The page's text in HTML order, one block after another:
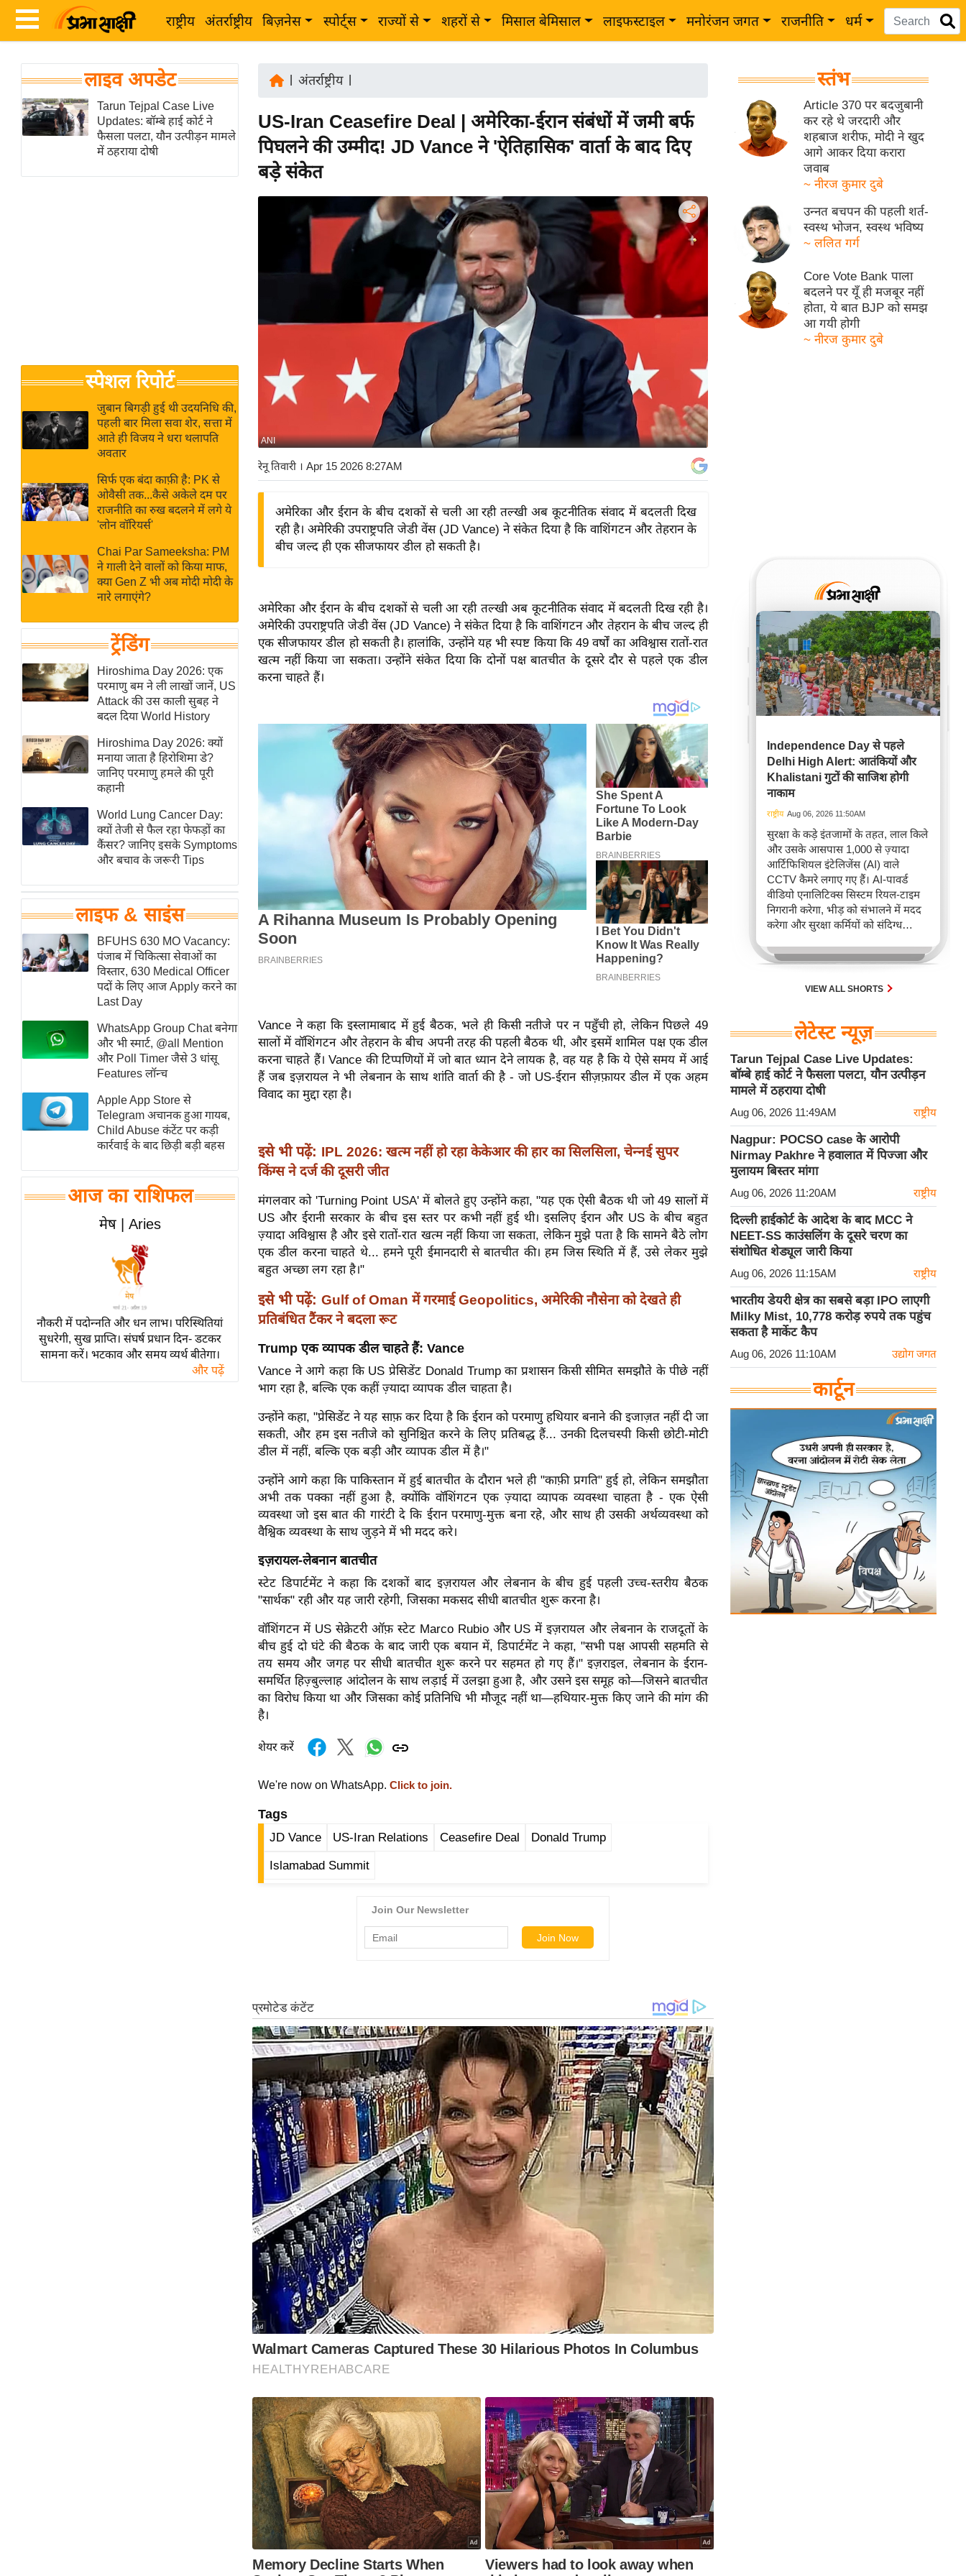
राष्ट्रीय अंतर्राष्ट्रीय बिज़नेस स्पोर्ट्स राज्यों से शहरों से मिसाल बेमिसाल लाइफस्टाइल मनोरंजन जगत राजनीति धर्म
Latest
News
in
Hindi
Hindi
Videos
ता
ख
ब
राष्ट्रीय
क्रिकेट
2026
क्राइम
ई-पेपर
मिसाल बेमिसाल
शख्सियत
यंग इंडिया
ऑटो वर्ल्ड
न्यूज ब्रीफ
बॉलीवुड
फिल्म समीक्षा
Breaking
News
लाइफस्टाइल
टेक्नॉलॉजी
ब्यूटी/फैशन
घरेलू नुस्खे
पर्यटन स्थल
फिटनेस मंत्रा
राजनीति
विश्लेषण
समसामयिक
मातृभूमि
आर.
चाय पर
धर्म
ज्योतिष
महिमा/
धर्मस्थल
ट्रेंडिंग
लाइव अपडेट
Tarun Tejpal Case Live
Updates: बॉम्बे हाई कोर्ट ने
फैसला पलटा, यौन उत्पीड़न मामले
में ठहराया दोषी
स्पेशल रिपोर्ट
जुबान बिगड़ी हुई थी उदयनिधि की,
पहली बार मिला सवा शेर, सत्ता में
आते ही विजय ने धरा थलापति
अवतार
सिर्फ एक बंदा काफ़ी है: PK से
ओवैसी तक...कैसे अकेले दम पर
राजनीति का रुख बदलने में लगे ये
'लोन वॉरियर्स'
Chai Par Sameeksha: PM
ने गाली देने वालों को किया माफ,
क्या Gen Z भी अब मोदी मोदी के
नारे लगाएंगे?
ट्रेंडिंग
Hiroshima Day 2026: एक
परमाणु बम ने ली लाखों जानें, US
Attack की उस काली सुबह ने
बदल दिया World History
Hiroshima Day 2026: क्यों
मनाया जाता है हिरोशिमा डे?
जानिए परमाणु हमले की पूरी
कहानी
World Lung Cancer Day:
क्यों तेजी से फैल रहा फेफड़ों का
कैंसर? जानिए इसके Symptoms
और बचाव के जरूरी Tips
लाइफ & साइंस
BFUHS 630 MO Vacancy:
पंजाब में चिकित्सा सेवाओं का
विस्तार, 630 Medical Officer
पदों के लिए आज Apply करने का
Last Day
WhatsApp Group Chat बनेगा
और भी स्मार्ट, @all Mention
और Poll Timer जैसे 3 धांसू
Features लॉन्च
Apple App Store से
Telegram अचानक हुआ गायब,
Child Abuse कंटेंट पर कड़ी
कार्रवाई के बाद छिड़ी बड़ी बहस
आज का राशिफल
मेष | Aries
नौकरी में पदोन्नति और धन लाभ। परिस्थितियां
सुधरेगी, सुख प्राप्ति। संघर्ष प्रधान दिन- डटकर
सामना करें। भटकाव और समय व्यर्थ बीतेगा।
और पढ़ें
अंतर्राष्ट्रीय|
US-Iran Ceasefire Deal | अमेरिका-ईरान संबंधों में जमी बर्फ
पिघलने की उम्मीद! JD Vance ने 'ऐतिहासिक' वार्ता के बाद दिए
बड़े संकेत
ANI
रेनू तिवारी । Apr 15 2026 8:27AM
अमेरिका और ईरान के बीच दशकों से चली आ रही तल्खी अब कूटनीतिक संवाद में बदलती दिख
रही है। अमेरिकी उपराष्ट्रपति जेडी वेंस (JD Vance) ने संकेत दिया है कि वाशिंगटन और तेहरान के
बीच जल्द ही एक सीजफायर डील हो सकती है।
अमेरिका और ईरान के बीच दशकों से चली आ रही तल्खी अब कूटनीतिक संवाद में बदलती दिख रही है।
अमेरिकी उपराष्ट्रपति जेडी वेंस (JD Vance) ने संकेत दिया है कि वाशिंगटन और तेहरान के बीच जल्द ही
एक सीजफायर डील हो सकती है। हालांकि, उन्होंने यह भी स्पष्ट किया कि 49 वर्षों का अविश्वास रातों-रात
खत्म नहीं किया जा सकता।उन्होंने संकेत दिया कि दोनों पक्ष बातचीत के दूसरे दौर से पहले एक डील
करना चाहते हैं।
Vance ने कहा कि इस्लामाबाद में हुई बैठक, भले ही किसी नतीजे पर न पहुँची हो, लेकिन पिछले 49
सालों में वॉशिंगटन और तेहरान के बीच अपनी तरह की पहली बैठक थी, और इसमें शामिल पक्ष एक डील
करना चाहते हैं। Vance की टिप्पणियों में जो बात ध्यान देने लायक है, वह यह है कि ये ऐसे समय में आई
हैं जब इज़रायल ने भी लेबनान के साथ शांति वार्ता की है - जो US-ईरान सीज़फ़ायर डील में एक अहम
विवाद का मुद्दा रहा है।
इसे भी पढ़ें: IPL 2026: खत्म नहीं हो रहा केकेआर की हार का सिलसिला, चेन्नई सुपर
किंग्स ने दर्ज की दूसरी जीत
मंगलवार को 'Turning Point USA' में बोलते हुए उन्होंने कहा, "यह एक ऐसी बैठक थी जो 49 सालों में
US और ईरानी सरकार के बीच इस स्तर पर कभी नहीं हुई थी। इसलिए ईरान और US के बीच बहुत
ज़्यादा अविश्वास है और इसे रातों-रात खत्म नहीं किया जा सकता, लेकिन मुझे पता है कि सामने बैठे लोग
एक डील करना चाहते थे... हमने पूरी ईमानदारी से बातचीत की। हम जिस स्थिति में हैं, उसे लेकर मुझे
बहुत अच्छा लग रहा है।"
इसे भी पढ़ें: Gulf of Oman में गरमाई Geopolitics, अमेरिकी नौसेना को देखते ही
प्रतिबंधित टैंकर ने बदला रूट
Trump एक व्यापक डील चाहते हैं: Vance
Vance ने आगे कहा कि US प्रेसिडेंट Donald Trump का प्रशासन किसी सीमित समझौते के पीछे नहीं
भाग रहा है, बल्कि एक कहीं ज़्यादा व्यापक डील चाहता है।
उन्होंने कहा, "प्रेसिडेंट ने यह साफ़ कर दिया है कि ईरान को परमाणु हथियार बनाने की इजाज़त नहीं दी जा
सकती, और हम इस नतीजे को सुनिश्चित करने के लिए प्रतिबद्ध हैं... उनकी दिलचस्पी किसी छोटी-मोटी
डील में नहीं, बल्कि एक बड़ी और व्यापक डील में है।"
उन्होंने आगे कहा कि पाकिस्तान में हुई बातचीत के दौरान भले ही "काफ़ी प्रगति" हुई हो, लेकिन समझौता
अभी तक पक्का नहीं हुआ है, क्योंकि वॉशिंगटन एक ज़्यादा व्यापक व्यवस्था चाहता है - एक ऐसी
व्यवस्था जो इस बात की गारंटी दे कि ईरान परमाणु-मुक्त बना रहे, और साथ ही उसकी अर्थव्यवस्था को
वैश्विक व्यवस्था के साथ जुड़ने में भी मदद करे।
इज़रायल-लेबनान बातचीत
स्टेट डिपार्टमेंट ने कहा कि दशकों बाद इज़रायल और लेबनान के बीच हुई पहली उच्च-स्तरीय बैठक
"सार्थक" रही और यह जारी रहेगी, जिसका मकसद सीधी बातचीत शुरू करना है।
वॉशिंगटन में US सेक्रेटरी ऑफ़ स्टेट Marco Rubio और US में इज़रायल और लेबनान के राजदूतों के
बीच हुई दो घंटे की बैठक के बाद जारी एक बयान में, डिपार्टमेंट ने कहा, "सभी पक्ष आपसी सहमति से
तय समय और जगह पर सीधी बातचीत शुरू करने पर सहमत हो गए हैं।" इज़राइल, लेबनान के ईरान-
समर्थित हिज़्बुल्लाह आंदोलन के साथ लड़ाई में उलझा हुआ है, और उसने इस समूह को—जिसने बातचीत
का विरोध किया था और जिसका कोई प्रतिनिधि भी मौजूद नहीं था—हथियार-मुक्त किए जाने की मांग की
है।
शेयर करें
We're now on WhatsApp. Click to join.
Tags
JD Vance US-Iran Relations Ceasefire Deal Donald Trump
Islamabad Summit
स्तंभ
Article 370 पर बदजुबानी
कर रहे थे जरदारी और
शहबाज शरीफ, मोदी ने खुद
आगे आकर दिया करारा
जवाब
~ नीरज कुमार दुबे
उन्नत बचपन की पहली शर्त-
स्वस्थ भोजन, स्वस्थ भविष्य
~ ललित गर्ग
Core Vote Bank पाला
बदलने पर यूँ ही मजबूर नहीं
होता, ये बात BJP को समझ
आ गयी होगी
~ नीरज कुमार दुबे
Independence Day से पहले
Delhi High Alert: आतंकियों और
Khalistani गुटों की साजिश होगी
नाकाम
राष्ट्रीय Aug 06, 2026 11:50AM
सुरक्षा के कड़े इंतजामों के तहत, लाल किले
और उसके आसपास 1,000 से ज़्यादा
आर्टिफिशियल इंटेलिजेंस (AI) वाले
CCTV कैमरे लगाए गए हैं। AI-पावर्ड
वीडियो एनालिटिक्स सिस्टम रियल-टाइम
निगरानी करेगा, भीड़ को संभालने में मदद
करेगा और सुरक्षा कर्मियों को संदिग्ध
करेगा।
VIEW ALL SHORTS
लेटेस्ट न्यूज़
Tarun Tejpal Case Live Updates:
बॉम्बे हाई कोर्ट ने फैसला पलटा, यौन उत्पीड़न
मामले में ठहराया दोषी
Aug 06, 2026 11:49AM राष्ट्रीय
Nagpur: POCSO case के आरोपी
Nirmay Pakhre ने हवालात में पिज्जा और
मुलायम बिस्तर मांगा
Aug 06, 2026 11:20AM राष्ट्रीय
दिल्ली हाईकोर्ट के आदेश के बाद MCC ने
NEET-SS काउंसलिंग के दूसरे चरण का
संशोधित शेड्यूल जारी किया
Aug 06, 2026 11:15AM राष्ट्रीय
भारतीय डेयरी क्षेत्र का सबसे बड़ा IPO लाएगी
Milky Mist, 10,778 करोड़ रुपये तक पहुंच
सकता है मार्केट कैप
Aug 06, 2026 11:10AM उद्योग जगत
कार्टून